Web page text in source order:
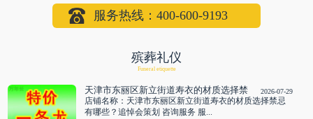
服务热线：400-600-9193
殡葬礼仪
Funeral etiquette
天津市东丽区新立街道寿衣的材质选择禁
忌有哪些？追悼会策划 咨询服务
2026-07-29
店铺名称：天津市东丽区新立街道寿衣的材质选择禁忌
有哪些？追悼会策划 咨询服务 服...